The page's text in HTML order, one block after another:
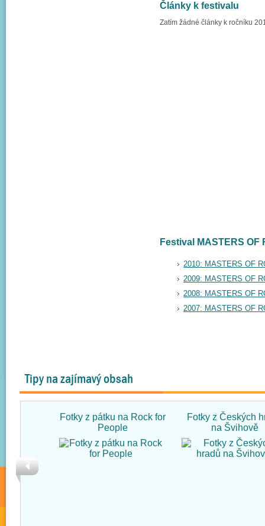
Články k festivalu
Zatím žádné články k ročníku
Festival MASTERS
2010: MASTERS OF
2009: MASTERS OF
2008: MASTERS OF
2007: MASTERS OF
Tipy na zajímavý obsah
Fotky z pátku na Rock for
People
Fotky z Českých
na Švihově